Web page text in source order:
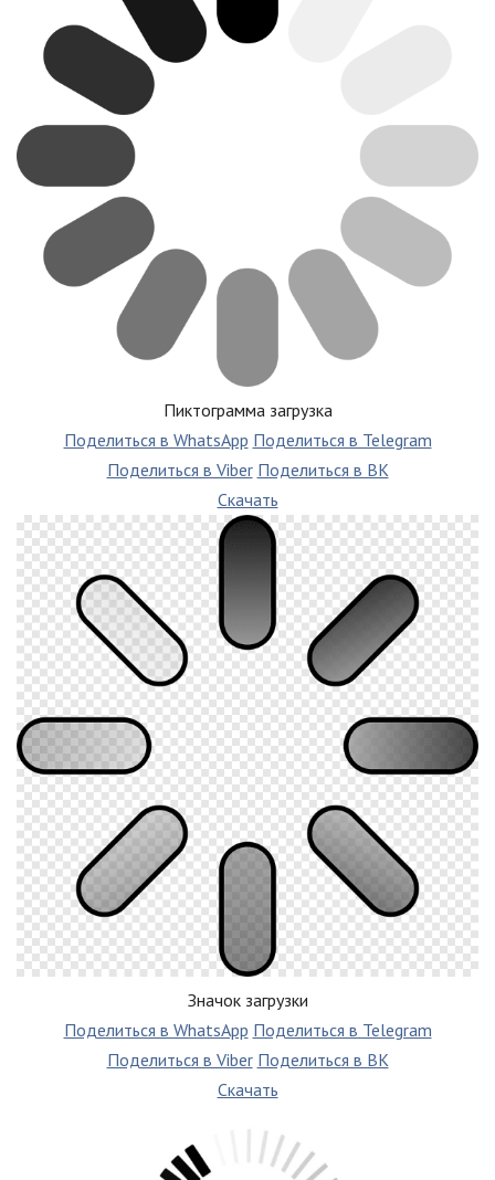
Пиктограмма загрузка
Поделиться в WhatsApp Поделиться в Telegram
Поделиться в Viber Поделиться в ВК
Скачать
Значок загрузки
Поделиться в WhatsApp Поделиться в Telegram
Поделиться в Viber Поделиться в ВК
Скачать